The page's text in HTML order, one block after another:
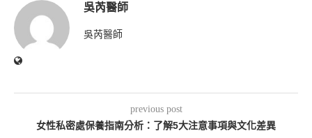
吳芮醫師
吳芮醫師
previous post
女性私密處保養指南分析：了解5大注意事項與文化差異